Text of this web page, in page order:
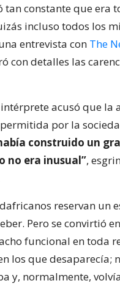
tan constante que era
incluso todos los
entrevista con The
con detalles las
acusó que la
por la
construido un
no era inusual”,
reservan un
Pero se convirtió
funcional en toda
los que desaparecía;
y, normalmente,